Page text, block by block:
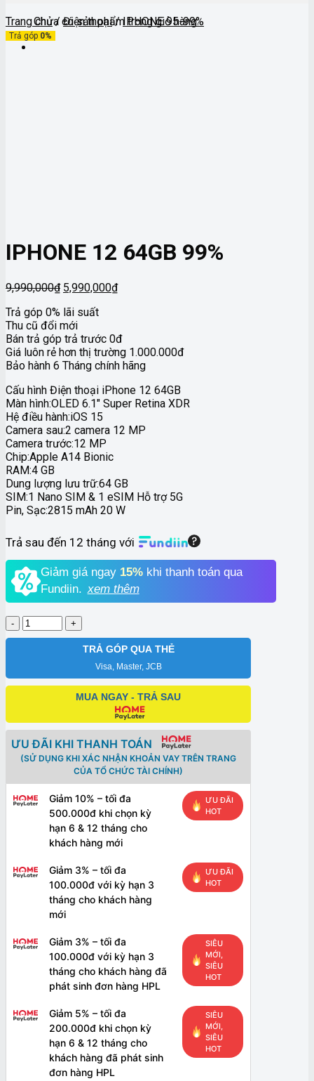
Chưa có sản phẩm trong giỏ hàng.
Trang chủ / Điện thoại / IPHONE 95-99%
Trả góp 0%
IPHONE 12 64GB 99%
9,990,000₫ Giá
là:
9,990,000₫.
5,990,000₫Giá
5,990,000₫.
Trả góp 0% lãi suất
Thu cũ đổi mới
Bán trả góp trả trước 0đ
Giá luôn rẻ hơn thị trường 1.000.000đ
Bảo hành 6 Tháng chính hãng
Cấu hình Điện thoại iPhone 12 64GB
Màn hình:OLED 6.1″ Super Retina XDR
Hệ điều hành:iOS 15
Camera sau:2 camera 12 MP
Camera trước:12 MP
Chip:Apple A14 Bionic
RAM:4 GB
Dung lượng lưu trữ:64 GB
SIM:1 Nano SIM & 1 eSIM Hỗ trợ 5G
Pin, Sạc:2815 mAh 20 W
Trả sau đến 12 tháng với
Giảm giá ngay 15%khi thanh toán qua
Fundiin. xem thêm
IPHONE
12
số
lượng
TRẢ GÓP QUA THẺ
Visa, Master, JCB
MUA NGAY - TRẢ SAU
ƯU ĐÃI KHI THANH TOÁN
(SỬ DỤNG KHI XÁC NHẬN KHOẢN VAY TRÊN TRANG
CỦA TỔ CHỨC TÀI CHÍNH)
Giảm 10% – tối đa
500.000đ khi chọn kỳ
hạn 6 & 12 tháng cho
khách hàng mới
ƯU ĐÃI
HOT
Giảm 3% – tối đa
100.000đ với kỳ hạn 3
tháng cho khách hàng
mới
ƯU ĐÃI
HOT
Giảm 3% – tối đa
100.000đ với kỳ hạn 3
tháng cho khách hàng đã
phát sinh đơn hàng HPL
SIÊU
MỚI,
SIÊU
HOT
Giảm 5% – tối đa
200.000đ khi chọn kỳ
hạn 6 & 12 tháng cho
khách hàng đã phát sinh
đơn hàng HPL
SIÊU
MỚI,
SIÊU
HOT